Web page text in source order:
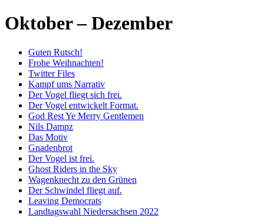
Oktober – Dezember
Guten Rutsch!
Frohe Weihnachten!
Twitter Files
Kampf ums Narrativ
Der Vogel fliegt sich frei.
Der Vogel entwickelt Format.
God Rest Ye Merry Gentlemen
Nils Dampz
Das Motiv
Gnadenbrot
Der Vogel ist frei.
Ghost Riders in the Sky
Wagenknecht zu den Grünen
Der Schwindel fliegt auf.
Leaving Democrats
Landtagswahl Niedersachsen 2022